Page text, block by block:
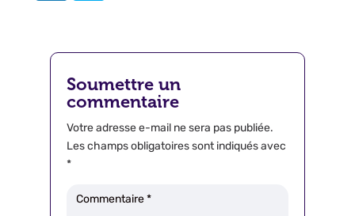
Soumettre un
commentaire
Votre adresse e-mail ne sera pas publiée.
Les champs obligatoires sont indiqués avec
*